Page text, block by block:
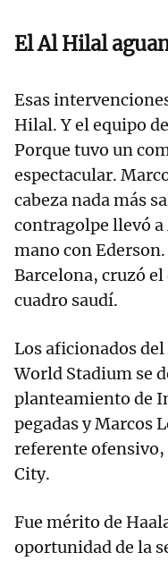
El Al Hilal
Esas
Hilal. Y el equipo
Porque tuvo un
espectacular.
cabeza nada más
contragolpe llevó
mano con
Barcelona, cruzó
cuadro saudí.
Los aficionados
World Stadium se
planteamiento de
pegadas y Marcos
referente ofensivo,
City.
Fue mérito de
oportunidad de la